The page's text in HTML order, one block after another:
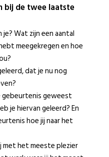
bij de twee laatste
Wat zijn een aantal
meegekregen en hoe
dat je nu nog
geweest
je hiervan geleerd? En
hoe jij naar het
met het meeste plezier